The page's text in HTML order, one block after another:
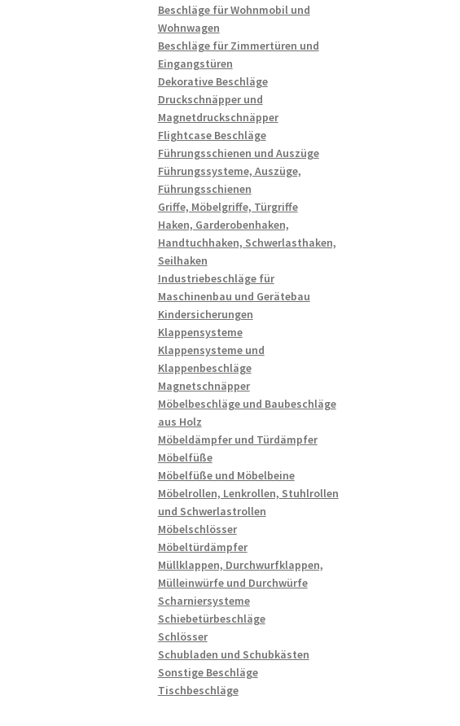
Beschläge für Wohnmobil und
Wohnwagen
Beschläge für Zimmertüren und
Eingangstüren
Dekorative Beschläge
Druckschnäpper und
Magnetdruckschnäpper
Flightcase Beschläge
Führungsschienen und Auszüge
Führungssysteme, Auszüge,
Führungsschienen
Griffe, Möbelgriffe, Türgriffe
Haken, Garderobenhaken,
Handtuchhaken, Schwerlasthaken,
Seilhaken
Industriebeschläge für
Maschinenbau und Gerätebau
Kindersicherungen
Klappensysteme
Klappensysteme und
Klappenbeschläge
Magnetschnäpper
Möbelbeschläge und Baubeschläge
aus Holz
Möbeldämpfer und Türdämpfer
Möbelfüße
Möbelfüße und Möbelbeine
Möbelrollen, Lenkrollen, Stuhlrollen
und Schwerlastrollen
Möbelschlösser
Möbeltürdämpfer
Müllklappen, Durchwurfklappen,
Mülleinwürfe und Durchwürfe
Scharniersysteme
Schiebetürbeschläge
Schlösser
Schubladen und Schubkästen
Sonstige Beschläge
Tischbeschläge